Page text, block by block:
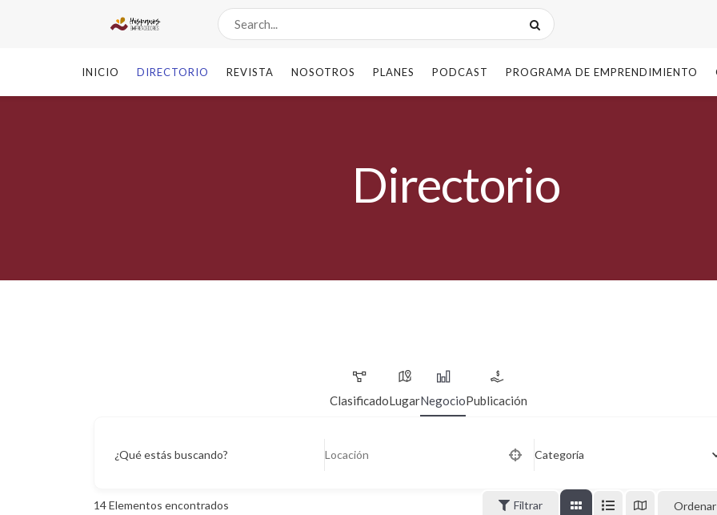
INICIO DIRECTORIO REVISTA NOSOTROS PLANES PODCAST PROGRAMA DE EMPRENDIMIENTO
Directorio
ClasificadoLugarNegocioPublicación
¿Qué estás buscando? Categoría
14Elementos encontrados Filtrar